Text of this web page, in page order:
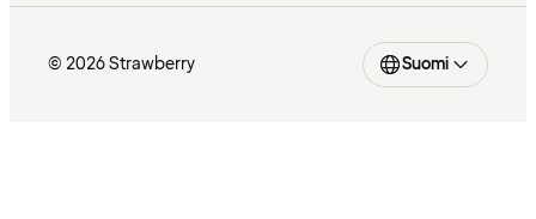
© 2026 Strawberry Suomi